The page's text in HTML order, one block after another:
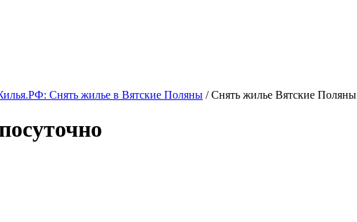
Снять жилье в Вятские Поляны / Снять жилье Вятские Поляны